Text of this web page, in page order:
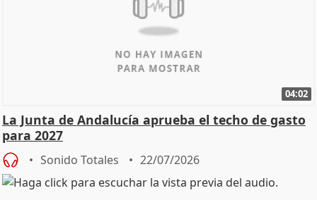
04:02
La Junta de Andalucía aprueba el techo de gasto
para 2027
Sonido Totales 22/07/2026